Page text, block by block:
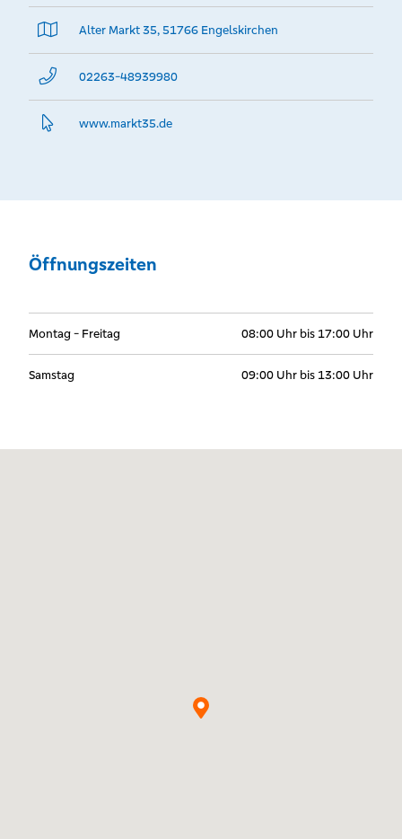
Alter Markt 35, 51766 Engelskirchen
02263-48939980
www.­markt35.­de
Öffnungszeiten
Montag - Freitag 08:00 Uhr bis 17:00 Uhr
Samstag 09:00 Uhr bis 13:00 Uhr